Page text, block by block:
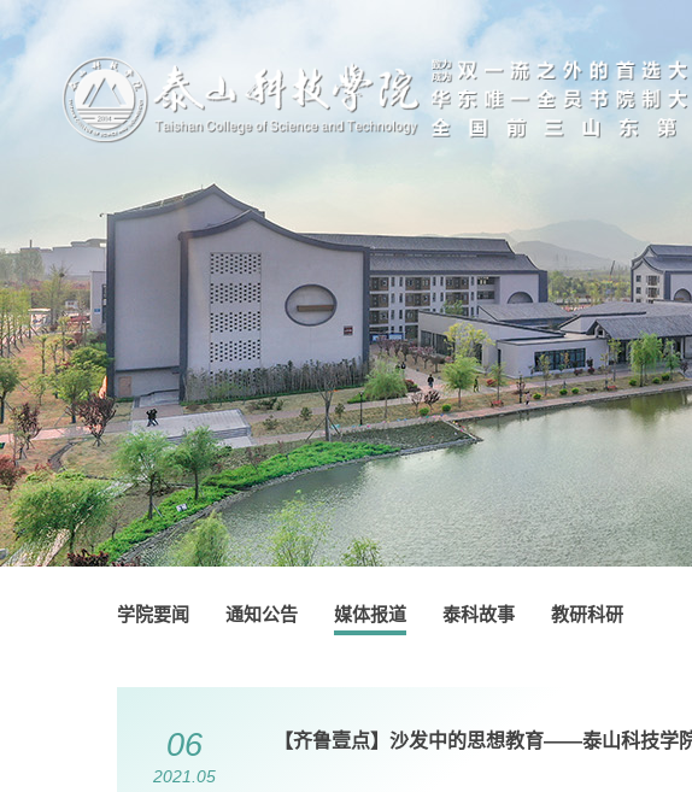
学院要闻 通知公告 媒体报道 泰科故事 教研科研
06
2021.05
【齐鲁壹点】沙发中的思想教育——泰山科技学